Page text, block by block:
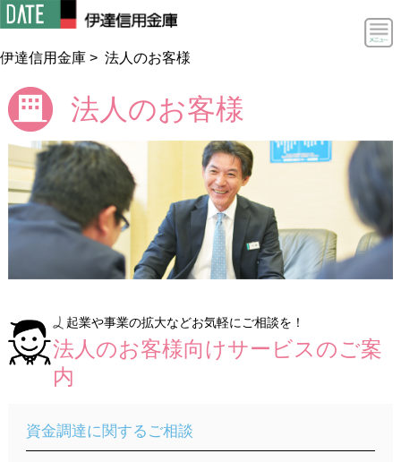
個人のお客様 HOME
法人のお客様
資金調達に関するご相談
だてしんについて HOME
採用情報
伊達信用金庫 > 法人のお客様
法人のお客様
起業や事業の拡大などお気軽にご相談を！
法人のお客様向けサービスのご案
内
資金調達に関するご相談